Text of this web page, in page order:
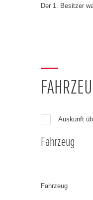
Der 1. Besitzer
Auskunft
Fahrzeug
Fahrzeug